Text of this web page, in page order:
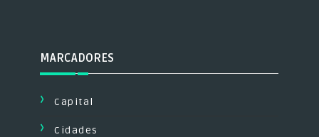
MARCADORES
Capital
Cidades